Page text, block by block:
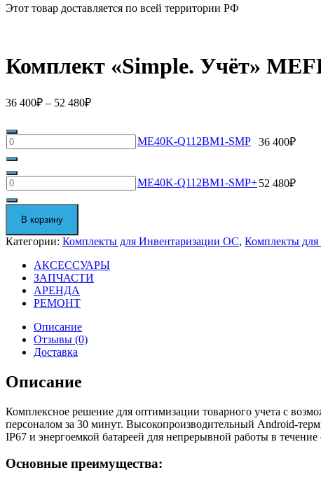
Этот товар доставляется по всей территории РФ
Комплект «Simple. Учёт»
36 400₽ – 52 480₽
Количество
ME40K-
Q112BM1-
SMP
ME40K-Q112BM1-SMP 36 400₽
Количество
ME40K-
Q112BM1-
SMP+
ME40K-Q112BM1-SMP+52 480₽
В корзину
Категории: Комплекты для Инвентаризации ОС, Комплекты для
АКСЕССУАРЫ
ЗАПЧАСТИ
АРЕНДА
РЕМОНТ
Описание
Отзывы (0)
Доставка
Описание
Комплексное решение для оптимизации товарного учета с
персоналом за 30 минут. Высокопроизводительный Android-
IP67 и энергоемкой батареей для непрерывной работы в
Основные преимущества: